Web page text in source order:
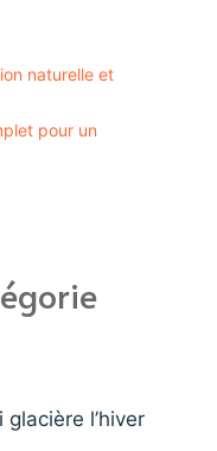
naturelle et
pour un
l’hiver